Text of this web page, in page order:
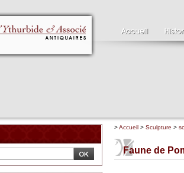
>Accueil > Sculpture >
Faune de